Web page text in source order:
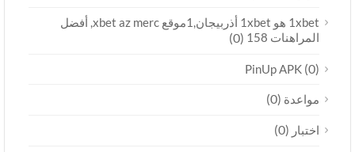
1xbet هو 1xbet أذربيجان,1موقع xbet az merc, أفضل
المراهنات 158 (0)
PinUp APK(0)
مواعدة(0)
اختبار(0)